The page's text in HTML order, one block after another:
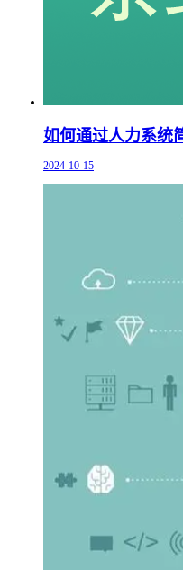
如何通过人力系统
2024-10-15